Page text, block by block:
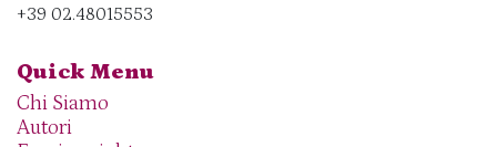
+39 02.48015553
Quick Menu
Chi Siamo
Autori